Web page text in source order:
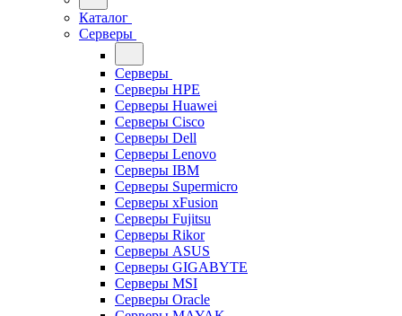
Каталог
Серверы
Серверы
Серверы HPE
Серверы Huawei
Серверы Cisco
Серверы Dell
Серверы Lenovo
Серверы IBM
Серверы Supermicro
Серверы xFusion
Серверы Fujitsu
Серверы Rikor
Серверы ASUS
Серверы GIGABYTE
Серверы MSI
Серверы Oracle